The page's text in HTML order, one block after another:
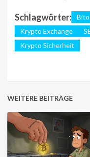
Schlagwörter:
Krypto Exchange
Krypto Sicherheit
WEITERE BEITRÄGE